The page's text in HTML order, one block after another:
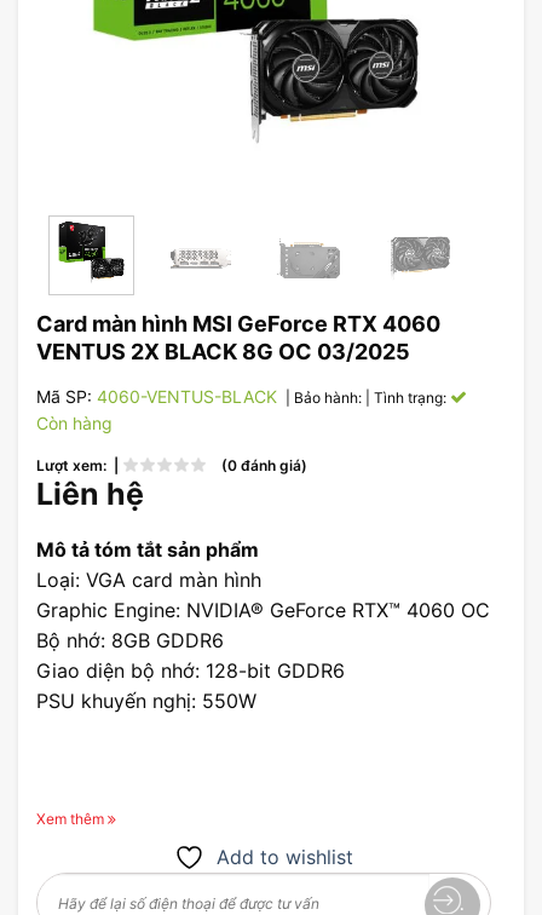
Card màn hình MSI GeForce RTX 4060
VENTUS 2X BLACK 8G OC 03/2025
Mã SP: 4060-VENTUS-BLACK | Bảo hành: | Tình trạng:
Còn hàng
Lượt xem: | (0 đánh giá)
Liên hệ
Mô tả tóm tắt sản phẩm
Loại: VGA card màn hình
Graphic Engine: NVIDIA® GeForce RTX™ 4060 OC
Bộ nhớ: 8GB GDDR6
Giao diện bộ nhớ: 128-bit GDDR6
PSU khuyến nghị: 550W
Xem thêm
Add to wishlist